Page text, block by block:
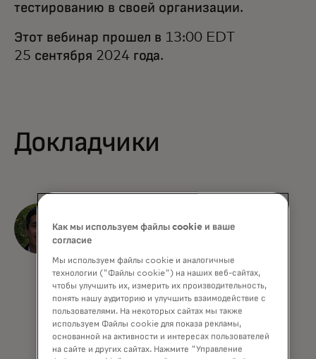
тестированию в своей организации.
Этот вебинар прошел в 13:00 EDT
25 сентября 2024 года.
Докладчики
Вице-президент,
специализированные
продажи
Mastercard
Как мы используем файлы cookie и ваше
согласие
Мы используем файлы cookie и аналогичные
технологии ("Файлы cookie") на наших веб-сайтах,
чтобы улучшить их, измерить их производительность,
понять нашу аудиторию и улучшить взаимодействие с
пользователями. На некоторых сайтах мы также
используем Файлы cookie для показа рекламы,
основанной на активности и интересах пользователей
на сайте и других сайтах. Нажмите "Управление